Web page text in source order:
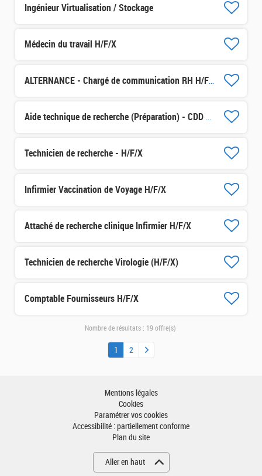
Ingénieur Virtualisation / Stockage
Médecin du travail H/F/X
ALTERNANCE - Chargé de communication RH H/F/X
Aide technique de recherche (Préparation) - CDD 3 mois H/F/X
Technicien de recherche - H/F/X
Infirmier Vaccination de Voyage H/F/X
Attaché de recherche clinique Infirmier H/F/X
Technicien de recherche Virologie (H/F/X)
Comptable Fournisseurs H/F/X
Nombre de résultats : 19 offre(s)
1 2
Mentions légales
Cookies
Paramétrer vos cookies
Accessibilité : partiellement conforme
Plan du site
Aller en haut